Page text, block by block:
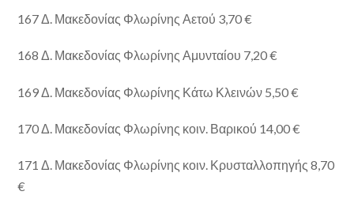
167 Δ. Μακεδονίας Φλωρίνης Αετού 3,70 €
168 Δ. Μακεδονίας Φλωρίνης Αμυνταίου 7,20 €
169 Δ. Μακεδονίας Φλωρίνης Κάτω Κλεινών 5,50 €
170 Δ. Μακεδονίας Φλωρίνης κοιν. Βαρικού 14,00 €
171 Δ. Μακεδονίας Φλωρίνης κοιν. Κρυσταλλοπηγής 8,70
€